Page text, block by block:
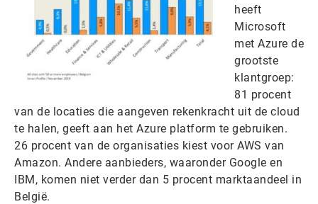
heeft
Microsoft
met Azure de
grootste
klantgroep:
81 procent
van de locaties die aangeven rekenkracht uit de cloud
te halen, geeft aan het Azure platform te gebruiken.
26 procent van de organisaties kiest voor AWS van
Amazon. Andere aanbieders, waaronder Google en
IBM, komen niet verder dan 5 procent marktaandeel in
België.